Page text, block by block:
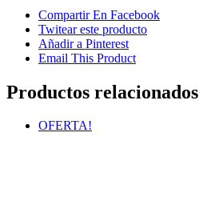
Compartir En Facebook
Twitear este producto
Añadir a Pinterest
Email This Product
Productos relacionados
OFERTA!